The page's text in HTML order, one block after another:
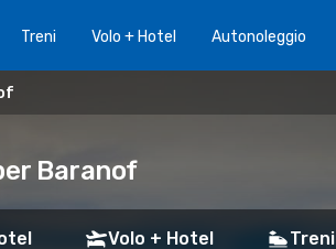
Treni Volo + Hotel Autonoleggio
Baranof
Volo + Hotel Treni